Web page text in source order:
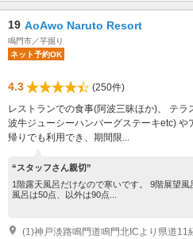
19 AoAwo Naruto Resort
鳴門市／芋掘り
ネット予約OK
4.3
(250件)
レストランでの食事(阿波三昧ほか)、 テ
波牛ジューシーハンバーグステーキetc) や
帰りでも利用でき、期間限...
“スタッフさん親切”
1階露天風呂だけなので寒いです。 9階展望
風呂は50点、以外は90点...
(1)神戸淡路鳴門道鳴門北ICより県道11